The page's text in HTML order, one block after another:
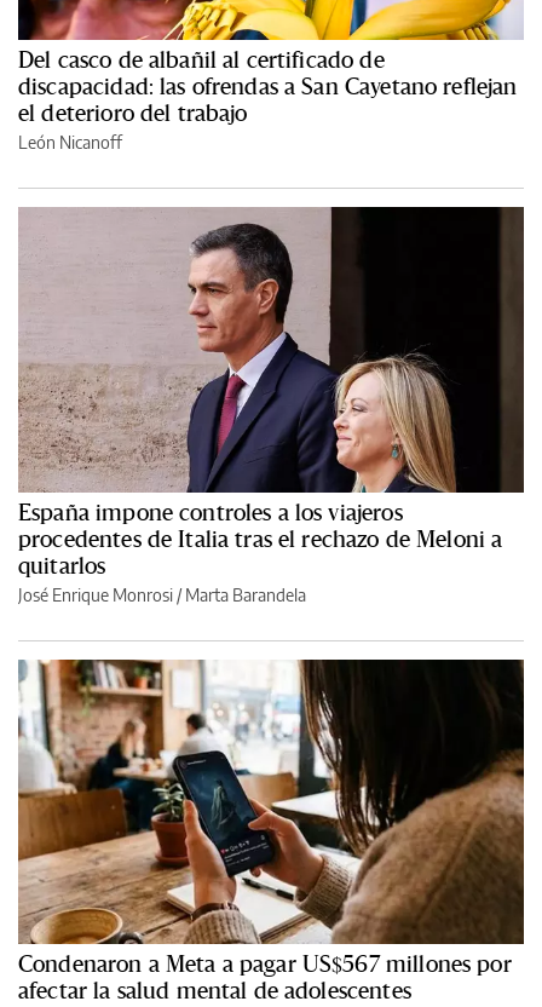
Del casco de albañil al certificado de
discapacidad: las ofrendas a San Cayetano reflejan
el deterioro del trabajo
León Nicanoff
España impone controles a los viajeros
procedentes de Italia tras el rechazo de Meloni a
quitarlos
José Enrique Monrosi / Marta Barandela
Condenaron a Meta a pagar US$567 millones por
afectar la salud mental de adolescentes